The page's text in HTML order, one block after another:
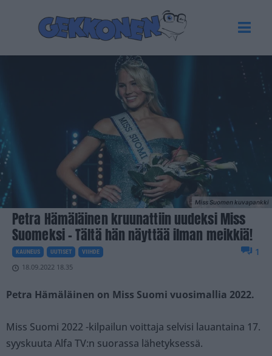
Miss Suomen kuvapankki
Petra Hämäläinen kruunattiin uudeksi Miss
Suomeksi – Tältä hän näyttää ilman meikkiä!
KAUNEUS UUTISET VIIHDE
18.09.2022 18.35
1
Petra Hämäläinen on Miss Suomi vuosimallia 2022.
Miss Suomi 2022 -kilpailun voittaja selvisi lauantaina 17.
syyskuuta Alfa TV:n suorassa lähetyksessä.